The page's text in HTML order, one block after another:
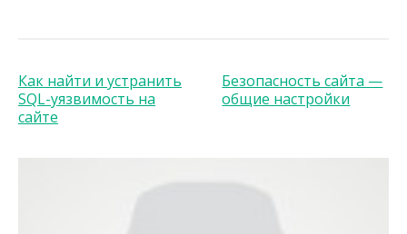
Как найти и устранить
SQL-уязвимость на
сайте
Безопасность сайта —
общие настройки